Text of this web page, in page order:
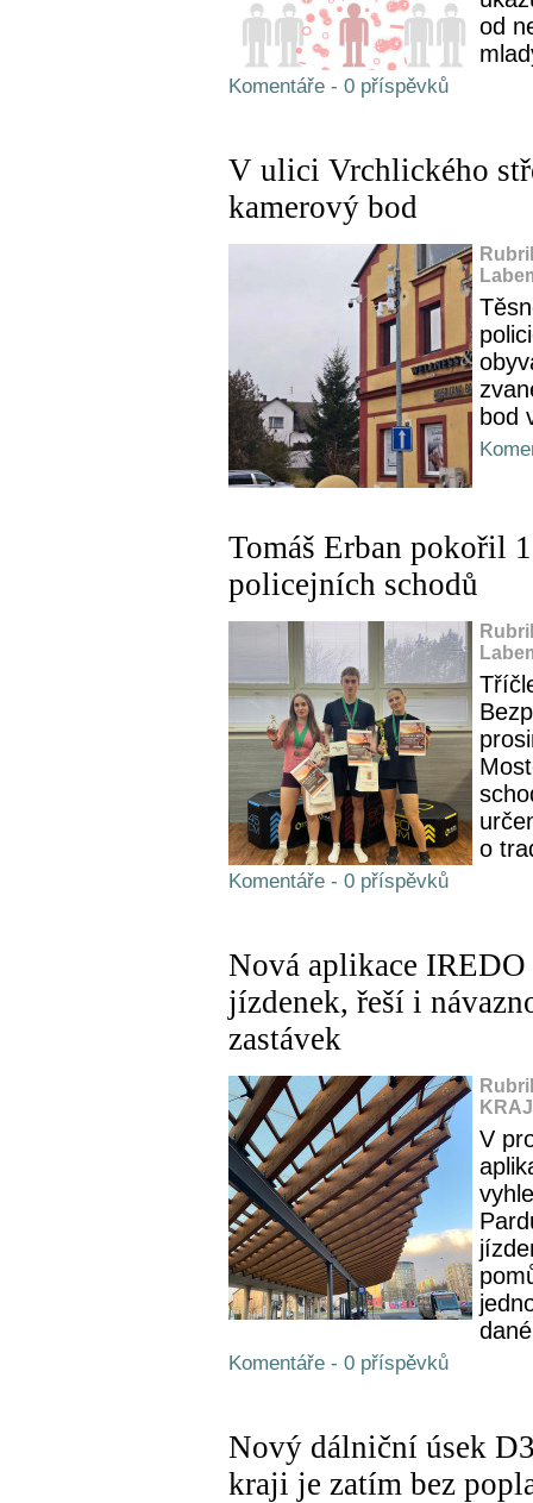
od
Komentáře - 0 příspěvků
V ulici Vrchlického
kamerový bod
bod
Tomáš Erban pokořil
policejních schodů
o
Komentáře - 0 příspěvků
Nová aplikace
jízdenek, řeší i
zastávek
V
Komentáře - 0 příspěvků
Nový dálniční úsek
kraji je zatím bez